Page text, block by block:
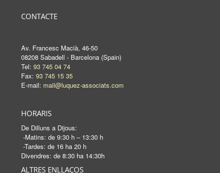
CONTACTE
Av. Francesc Macià, 46-50
08208 Sabadell - Barcelona (Spain)
Tel: 93 745 04 74
Fax: 93 745 15 35
E-mail: mail@luquez-associats.com
HORARIS
De Dilluns a Dijous:
-Matins: de 9:30 h – 13:30 h
-Tardes: de 16 ha 20 h
Divendres: de 8:30 ha 14:30h
ALTRES ENLLAÇOS